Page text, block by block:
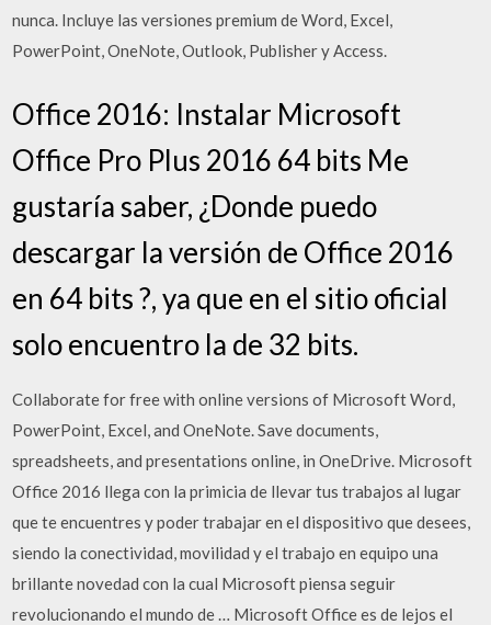
nunca. Incluye las versiones premium de Word, Excel,
PowerPoint, OneNote, Outlook, Publisher y Access.
Office 2016: Instalar Microsoft
Office Pro Plus 2016 64 bits Me
gustaría saber, ¿Donde puedo
descargar la versión de Office 2016
en 64 bits ?, ya que en el sitio oficial
solo encuentro la de 32 bits.
Collaborate for free with online versions of Microsoft Word,
PowerPoint, Excel, and OneNote. Save documents,
spreadsheets, and presentations online, in OneDrive. Microsoft
Office 2016 llega con la primicia de llevar tus trabajos al lugar
que te encuentres y poder trabajar en el dispositivo que desees,
siendo la conectividad, movilidad y el trabajo en equipo una
brillante novedad con la cual Microsoft piensa seguir
revolucionando el mundo de … Microsoft Office es de lejos el